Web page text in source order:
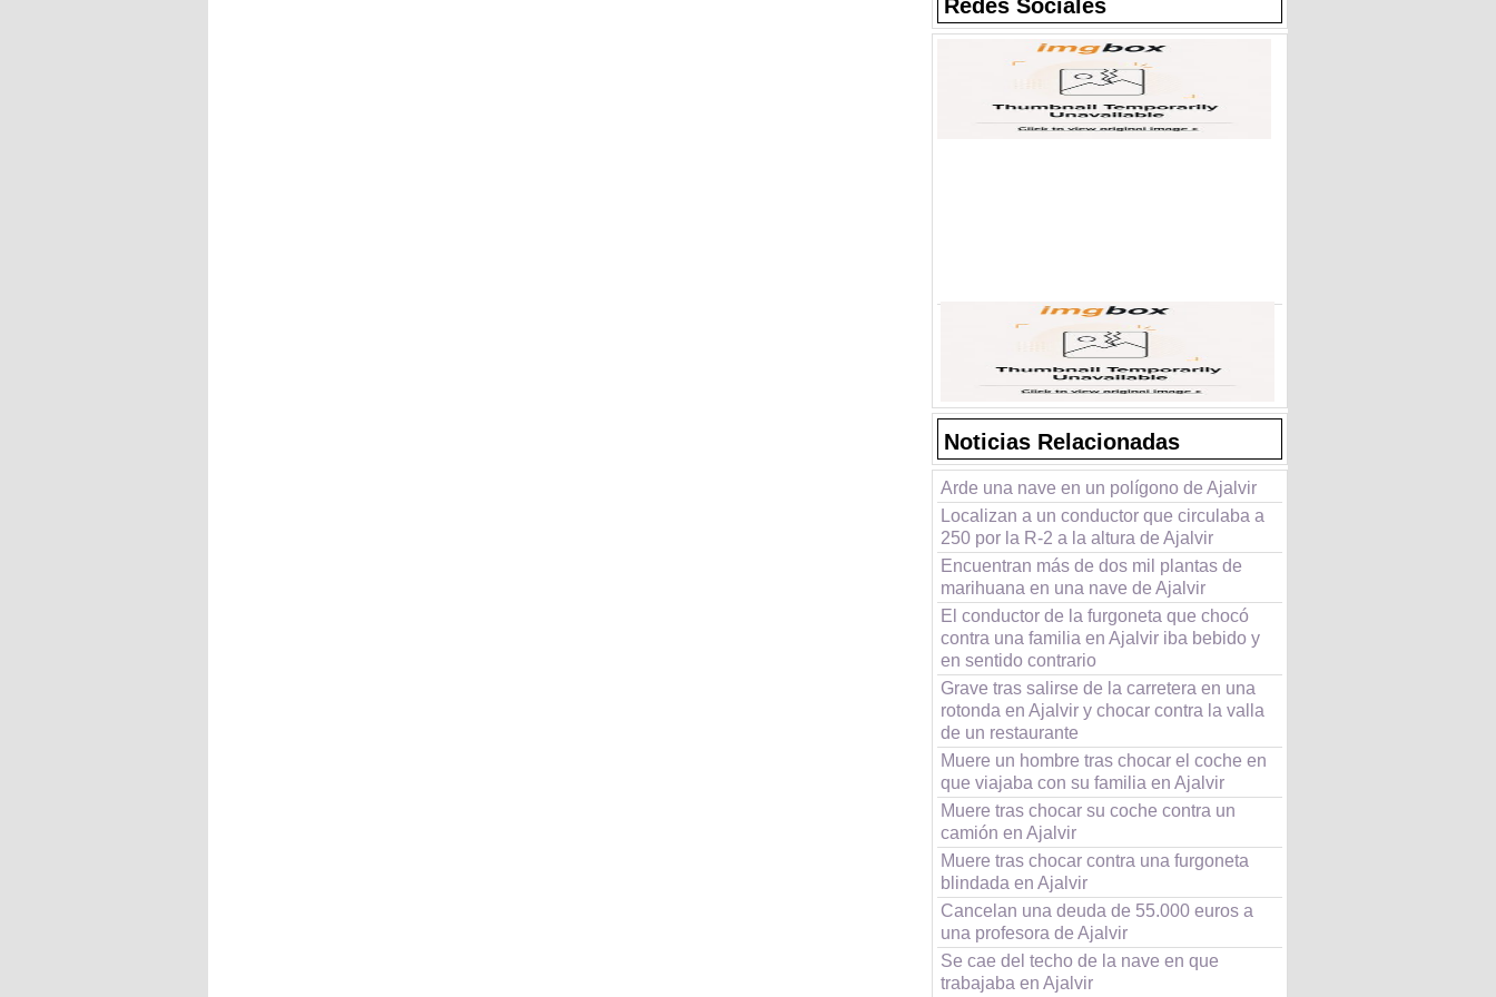
Redes Sociales
Noticias Relacionadas
Arde una nave en un polígono de Ajalvir
Localizan a un conductor que circulaba a
250 por la R-2 a la altura de Ajalvir
Encuentran más de dos mil plantas de
marihuana en una nave de Ajalvir
El conductor de la furgoneta que chocó
contra una familia en Ajalvir iba bebido y
en sentido contrario
Grave tras salirse de la carretera en una
rotonda en Ajalvir y chocar contra la valla
de un restaurante
Muere un hombre tras chocar el coche en
que viajaba con su familia en Ajalvir
Muere tras chocar su coche contra un
camión en Ajalvir
Muere tras chocar contra una furgoneta
blindada en Ajalvir
Cancelan una deuda de 55.000 euros a
una profesora de Ajalvir
Se cae del techo de la nave en que
trabajaba en Ajalvir